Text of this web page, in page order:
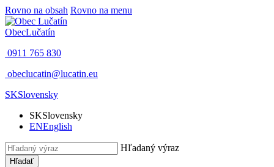
Rovno na obsah Rovno na menu
ObecLučatín
0911 765 830
obeclucatin@lucatin.eu
SKSlovensky
SKSlovensky
ENEnglish
Hľadaný výraz
Hľadať